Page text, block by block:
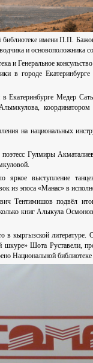
имени П.П.
и
и Генеральное
в городе
Екатеринбурге Медер
на национальных
Гулмиры
выступление
из эпоса «Манас» в
Тентимишов подвёл
книг Алыкула
кыргызской литературе.
Шота Руставели,
Национальной